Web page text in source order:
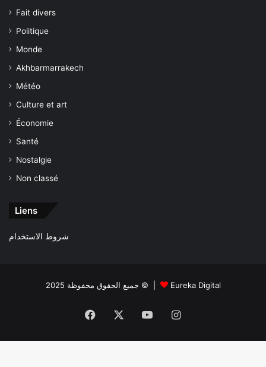
Fait divers
Politique
Monde
Akhbarmarrakech
Météo
Culture et art
Économie
Santé
Nostalgie
Non classé
Liens
شروط الاستخدام
جميع الحقوق محفوظة 2025 © | Eureka Digital
Facebook YouTubeInstagram